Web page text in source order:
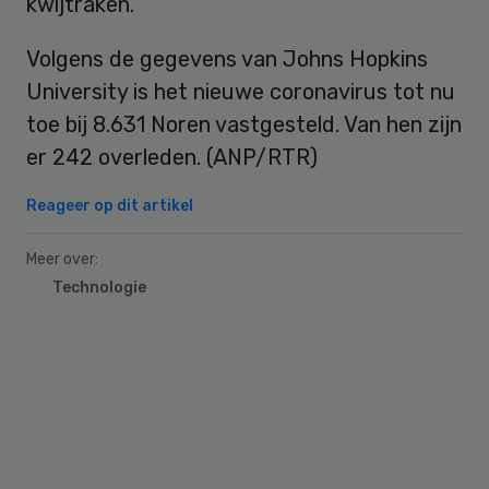
Volgens de gegevens van Johns Hopkins
University is het nieuwe coronavirus tot nu
toe bij 8.631 Noren vastgesteld. Van hen zijn
er 242 overleden. (ANP/RTR)
Reageer op dit artikel
Meer over:
Technologie